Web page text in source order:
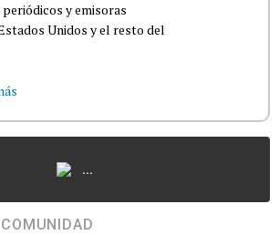
y emisoras
Unidos y el resto del
...